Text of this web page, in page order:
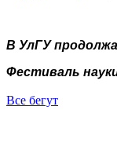
В УлГУ
Фестиваль
Все бегут